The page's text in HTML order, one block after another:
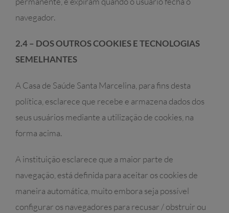
navegador.
2.4 – DOS OUTROS COOKIES E TECNOLOGIAS
SEMELHANTES
A Casa de Saúde Santa Marcelina, para fins desta
política, esclarece que recebe e armazena dados dos
seus usuários mediante a utilização de cookies, na
forma acima.
A instituição esclarece que a maior parte de
navegação, está definida para aceitar os cookies de
maneira automática, muito embora seja possível
configurar os navegadores para recusar / obstruir ou